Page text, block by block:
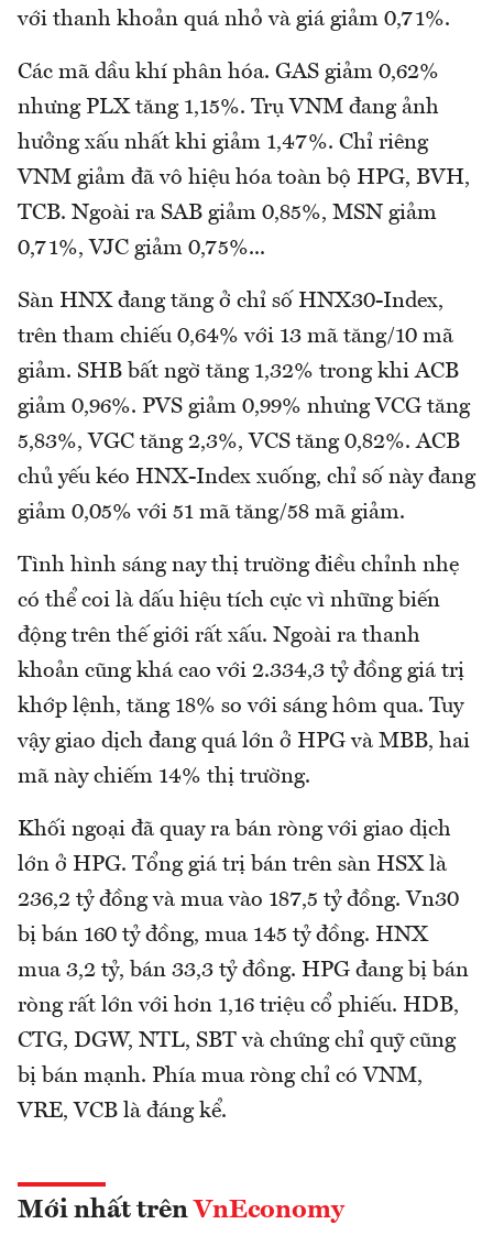
với thanh khoản quá nhỏ và giá giảm 0,71%.
Các mã dầu khí phân hóa. GAS giảm 0,62%
nhưng PLX tăng 1,15%. Trụ VNM đang ảnh
hưởng xấu nhất khi giảm 1,47%. Chỉ riêng
VNM giảm đã vô hiệu hóa toàn bộ HPG, BVH,
TCB. Ngoài ra SAB giảm 0,85%, MSN giảm
0,71%, VJC giảm 0,75%...
Sàn HNX đang tăng ở chỉ số HNX30-Index,
trên tham chiếu 0,64% với 13 mã tăng/10 mã
giảm. SHB bất ngờ tăng 1,32% trong khi ACB
giảm 0,96%. PVS giảm 0,99% nhưng VCG tăng
5,83%, VGC tăng 2,3%, VCS tăng 0,82%. ACB
chủ yếu kéo HNX-Index xuống, chỉ số này đang
giảm 0,05% với 51 mã tăng/58 mã giảm.
Tình hình sáng nay thị trường điều chỉnh nhẹ
có thể coi là dấu hiệu tích cực vì những biến
động trên thế giới rất xấu. Ngoài ra thanh
khoản cũng khá cao với 2.334,3 tỷ đồng giá trị
khớp lệnh, tăng 18% so với sáng hôm qua. Tuy
vậy giao dịch đang quá lớn ở HPG và MBB, hai
mã này chiếm 14% thị trường.
Khối ngoại đã quay ra bán ròng với giao dịch
lớn ở HPG. Tổng giá trị bán trên sàn HSX là
236,2 tỷ đồng và mua vào 187,5 tỷ đồng. Vn30
bị bán 160 tỷ đồng, mua 145 tỷ đồng. HNX
mua 3,2 tỷ, bán 33,3 tỷ đồng. HPG đang bị bán
ròng rất lớn với hơn 1,16 triệu cổ phiếu. HDB,
CTG, DGW, NTL, SBT và chứng chỉ quỹ cũng
bị bán mạnh. Phía mua ròng chỉ có VNM,
VRE, VCB là đáng kể.
Mới nhất trên VnEconomy